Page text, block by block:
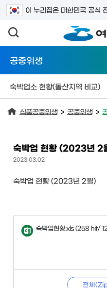
이 누리집은 대한민국 공식
검색어를 입력하세요
공중위생
숙박업소 현황(돌산지역 비교)
식품공중위생 > 공중위생 >
숙박업 현황 (2023년 2
2023.03.02
숙박업 현황 (2023년 2월)
숙박업현황.xls (258 hit/
전체